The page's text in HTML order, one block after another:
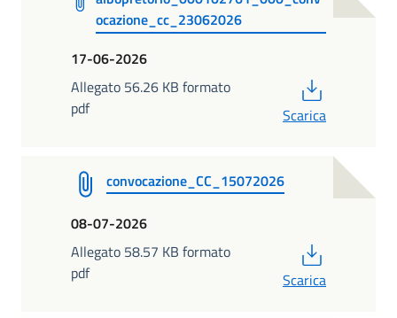
ocazione_cc_23062026
17-06-2026
Allegato 56.26 KB formato
pdf
Scarica
convocazione_CC_15072026
08-07-2026
Allegato 58.57 KB formato
pdf
Scarica